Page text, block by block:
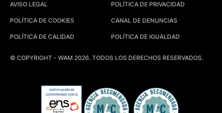
© COPYRIGHT - WAM 2026. TODOS LOS DERECHOS RESERVADOS.
AVISO LEGAL POLÍTICA DE PRIVACIDAD
POLÍTICA DE COOKIES CANAL DE DENUNCIAS
POLÍTICA DE CALIDAD POLÍTICA DE IGUALDAD